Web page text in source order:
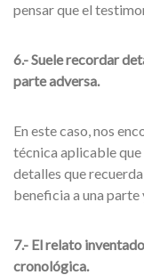
pensar que el
6.- Suele recordar
parte adversa.
En este caso, nos
técnica aplicable
detalles que
beneficia a una
7.- El relato
cronológica.